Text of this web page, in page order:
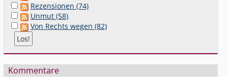
Rezensionen (74)
Unmut (58)
Von Rechts wegen (82)
Kommentare